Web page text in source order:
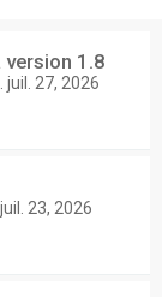
version 1.8
juil. 27, 2026
23, 2026